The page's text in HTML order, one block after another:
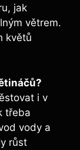
jak
větrem.
květů
i v
třeba
vody a
růst